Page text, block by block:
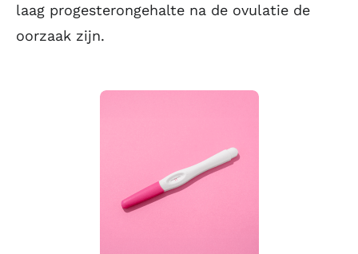
laag progesterongehalte na de ovulatie de
oorzaak zijn.